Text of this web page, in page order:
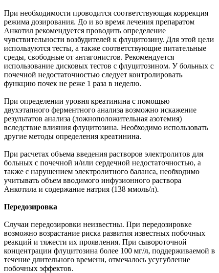
При необходимости проводится соответствующая коррекция
режима дозирования. До и во время лечения препаратом
Анкотил рекомендуется проводить определение
чувствительности возбудителей к флуцитозину. Для этой цели
используются тесты, а также соответствующие питательные
среды, свободные от антагонистов. Рекомендуется
использование дисковых тестов с флуцитозином. У больных с
почечной недостаточностью следует контролировать
функцию почек не реже 1 раза в неделю.
При определении уровня креатинина с помощью
двухэтапного ферментного анализа возможно искажение
результатов анализа (ложноположительная азотемия)
вследствие влияния флуцитозина. Необходимо использовать
другие методы определения креатинина.
При расчетах объема введения растворов электролитов для
больных с почечной и/или сердечной недостаточностью, а
также с нарушением электролитного баланса, необходимо
учитывать объем вводимого инфузионного раствора
Анкотила и содержание натрия (138 ммоль/л).
Передозировка
Случаи передозировки неизвестны. При передозировке
возможно возрастание риска развития известных побочных
реакций и тяжести их проявления. При сывороточной
концентрации флуцитозина более 100 мг/л, поддерживаемой в
течение длительного времени, отмечалось усугубление
побочных эффектов.